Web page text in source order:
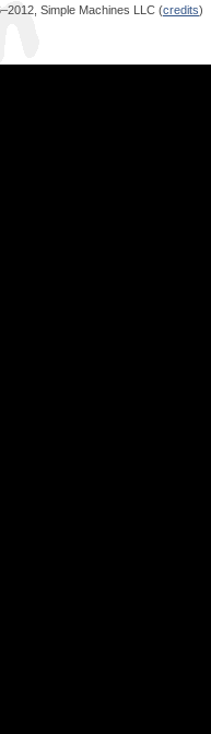
Simple Machines LLC (credits)